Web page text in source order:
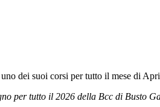
dei suoi corsi per tutto il mese di
per tutto il 2026 della Bcc di Busto